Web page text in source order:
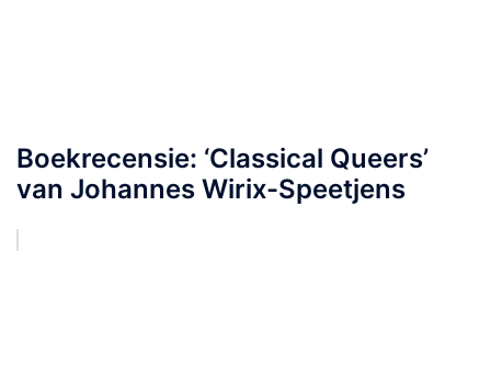
Boekrecensie: ‘Classical Queers’
van Johannes Wirix-Speetjens